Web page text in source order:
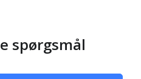
spørgsmål